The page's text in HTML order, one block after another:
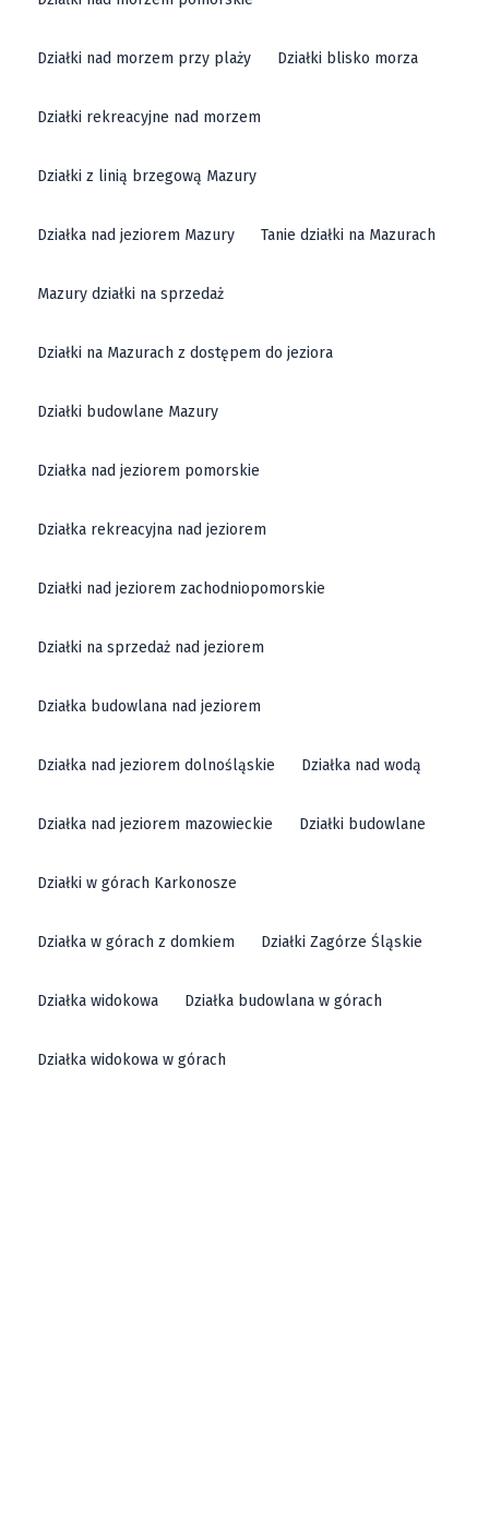
Działki nad morzem przy plaży Działki blisko morza
Działki rekreacyjne nad morzem
Działki z linią brzegową Mazury
Działka nad jeziorem Mazury Tanie działki na Mazurach
Mazury działki na sprzedaż
Działki na Mazurach z dostępem do jeziora
Działki budowlane Mazury
Działka nad jeziorem pomorskie
Działka rekreacyjna nad jeziorem
Działki nad jeziorem zachodniopomorskie
Działki na sprzedaż nad jeziorem
Działka budowlana nad jeziorem
Działka nad jeziorem dolnośląskie Działka nad wodą
Działka nad jeziorem mazowieckie Działki budowlane
Działki w górach Karkonosze
Działka w górach z domkiem Działki Zagórze Śląskie
Działka widokowa Działka budowlana w górach
Działka widokowa w górach